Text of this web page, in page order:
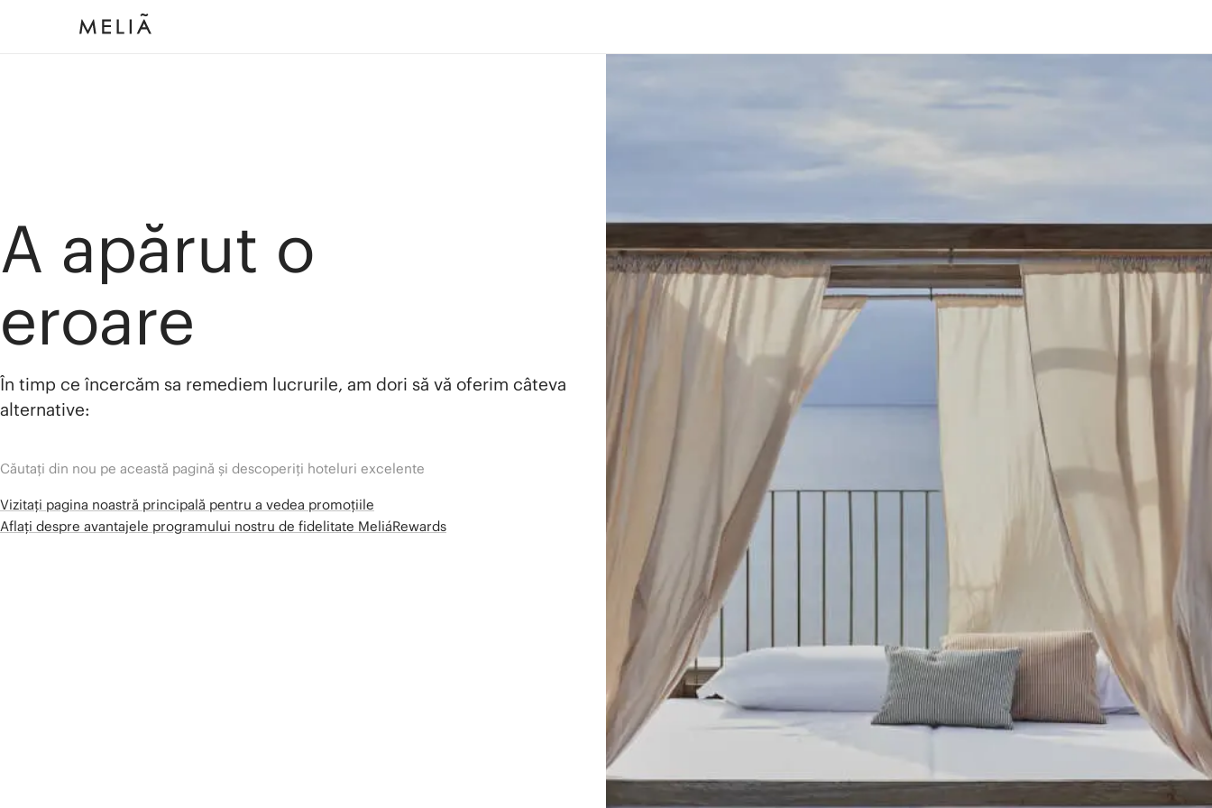
A apărut o
eroare
În timp ce încercăm sa remediem lucrurile, am dori să vă oferim câteva
alternative:
Căutați din nou pe această pagină și descoperiți hoteluri excelente
Vizitați pagina noastră principală pentru a vedea promoțiile
Aflați despre avantajele programului nostru de fidelitate MeliáRewards